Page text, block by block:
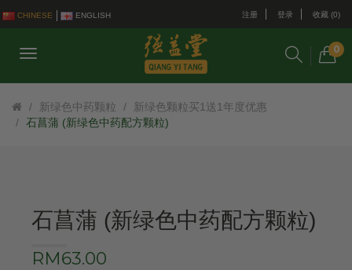
CHINESE ENGLISH 注册 登录 收藏 (0)
0
新绿色中药颗粒
新绿色颗粒买1送1年度优惠
石菖蒲 (新绿色中药配方颗粒)
石菖蒲 (新绿色中药配方颗粒)
RM63.00